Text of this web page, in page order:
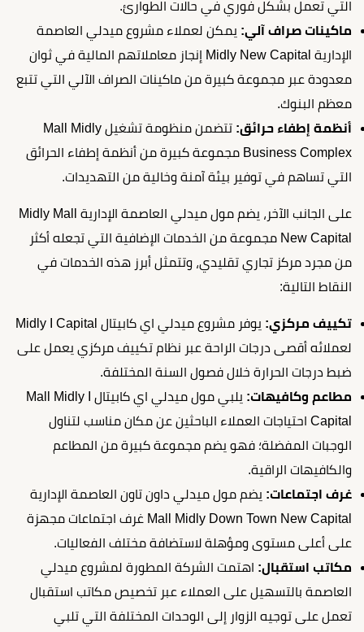
التي تعمل بشكل فوري في حالات الطوارئ.
ماكينات صراف آلي: يمكن لعملاء مشروع ميدلي العاصمة
الإدارية Midly New Capital إنجاز معاملاتهم المالية في ثوان
معدودة عبر مجموعة كبيرة من ماكينات الصراف الآلي التي تتبع
معظم البنوك.
أنظمة إطفاء حرائق:
تتضمن منظومة تشغيل Mall Midly
Business Complex مجموعة كبيرة من أنظمة إطفاء الحرائق
التي تساهم في توفير بيئة آمنة وخالية من التهديدات.
على الجانب الآخر، يضم مول ميدلي العاصمة الإدارية Midly Mall
New Capital مجموعة من الخدمات الإضافية التي تجعله أكثر
من مجرد مركز تجاري تقليدي، وتتمثل أبرز هذه الخدمات في
النقاط التالية:
تكييف مركزي:
يوفر مشروع ميدلي اي كابيتال Midly I Capital
لعملائه أقصى درجات الراحة عبر نظام تكييف مركزي يعمل على
ضبط درجات الحرارة خلال فصول السنة المختلفة.
مطاعم وكافيهات:
يلبي مول ميدلي اي كابيتال Mall Midly I
Capital احتياجات العملاء الباحثين عن مكان مناسب لتناول
الوجبات المفضلة؛ فهو يضم مجموعة كبيرة من المطاعم
والكافيهات الراقية.
غرف اجتماعات: يضم مول ميدلي داون تاون العاصمة الإدارية
Mall Midly Down Town New Capital غرف اجتماعات مجهزة
على أعلى مستوى ومؤهلة لاستضافة مختلف الفعاليات.
مكاتب استقبال: اهتمت الشركة المطورة لمشروع ميدلي
العاصمة بالتسهيل على العملاء عبر تخصيص مكاتب استقبال
تعمل على توجيه الزوار إلى الوحدات المختلفة التي تلبي